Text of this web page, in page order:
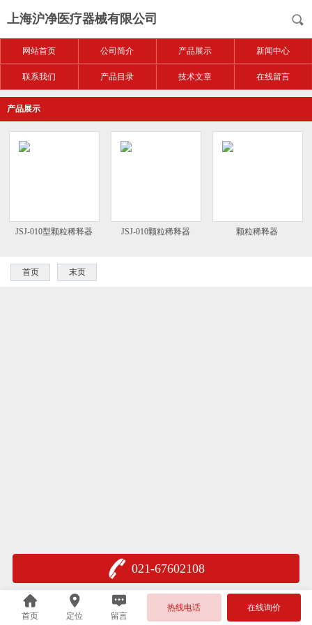
上海沪净医疗器械有限公司
网站首页 公司简介 产品展示 新闻中心
联系我们 产品目录 技术文章 在线留言
产品展示
JSJ-010型颗粒稀释器 JSJ-010颗粒稀释器 颗粒稀释器
首页 末页
021-67602108
首页 定位 留言
热线电话 在线询价